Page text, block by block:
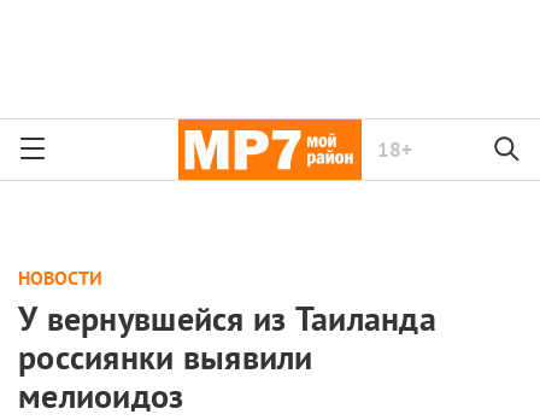
18+
НОВОСТИ
У вернувшейся из Таиланда
россиянки выявили
мелиоидоз